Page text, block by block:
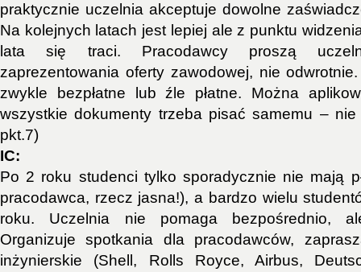
praktycznie uczelnia akceptuje dowolne
Na kolejnych latach jest lepiej ale z punktu
lata się traci. Pracodawcy proszą
zaprezentowania oferty zawodowej, nie
zwykle bezpłatne lub źle płatne. Można
wszystkie dokumenty trzeba pisać samemu –
pkt.7)
IC:
Po 2 roku studenci tylko sporadycznie nie mają
pracodawca, rzecz jasna!), a bardzo wielu
roku. Uczelnia nie pomaga bezpośrednio,
Organizuje spotkania dla pracodawców,
inżynierskie (Shell, Rolls Royce, Airbus,